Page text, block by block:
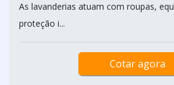
As lavanderias atuam com roupas,
proteção i...
Cotar agora